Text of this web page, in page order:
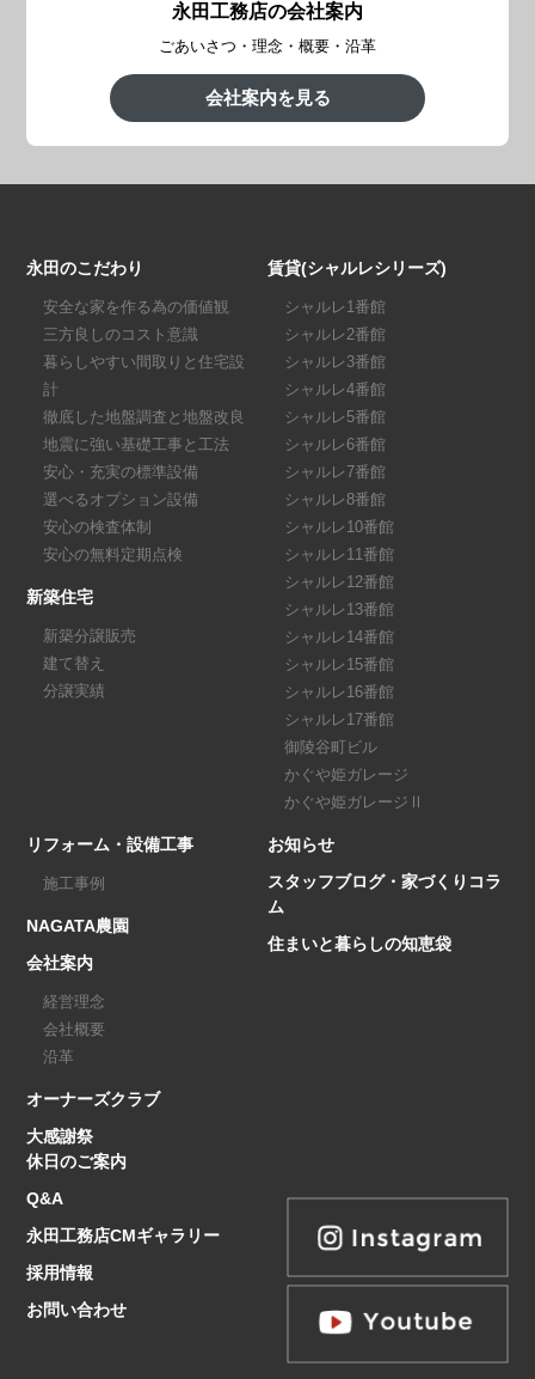
永田工務店の会社案内
ごあいさつ・理念・概要・沿革
会社案内を見る
永田のこだわり
安全な家を作る為の価値観
三方良しのコスト意識
暮らしやすい間取りと住宅設
計
徹底した地盤調査と地盤改良
地震に強い基礎工事と工法
安心・充実の標準設備
選べるオプション設備
安心の検査体制
安心の無料定期点検
新築住宅
新築分譲販売
建て替え
分譲実績
賃貸(シャルレシリーズ)
シャルレ1番館
シャルレ2番館
シャルレ3番館
シャルレ4番館
シャルレ5番館
シャルレ6番館
シャルレ7番館
シャルレ8番館
シャルレ10番館
シャルレ11番館
シャルレ12番館
シャルレ13番館
シャルレ14番館
シャルレ15番館
シャルレ16番館
シャルレ17番館
御陵谷町ビル
かぐや姫ガレージ
かぐや姫ガレージⅡ
リフォーム・設備工事
施工事例
NAGATA農園
会社案内
経営理念
会社概要
沿革
オーナーズクラブ
大感謝祭
休日のご案内
Q&A
永田工務店CMギャラリー
採用情報
お問い合わせ
お知らせ
スタッフブログ・家づくりコラ
ム
住まいと暮らしの知恵袋